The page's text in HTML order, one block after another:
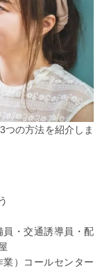
つの方法を紹介しま
員・交通誘導員・配
業）コールセンター